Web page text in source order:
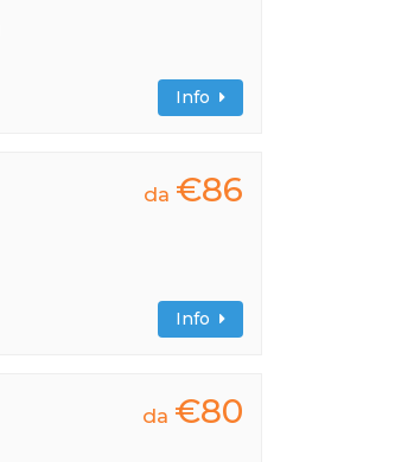
Info
da €86
Info
da €80